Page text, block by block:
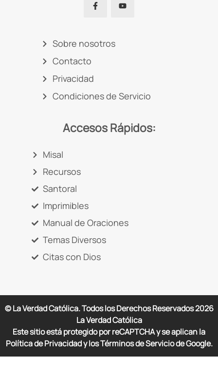
Sobre nosotros
Contacto
Privacidad
Condiciones de Servicio
Accesos Rápidos:
Misal
Recursos
Santoral
Imprimibles
Manual de Oraciones
Temas Diversos
Citas con Dios
© La Verdad Católica. Todos los Derechos Reservados2026
La Verdad Católica
Este sitio está protegido por reCAPTCHA y se aplican la
Política de Privacidad y los Términos de Servicio de Google.